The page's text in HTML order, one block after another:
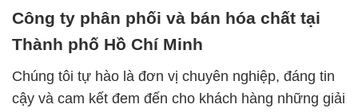
Công ty phân phối và bán hóa chất tại
Thành phố Hồ Chí Minh
Chúng tôi tự hào là đơn vị chuyên nghiệp, đáng tin
cậy và cam kết đem đến cho khách hàng những giải